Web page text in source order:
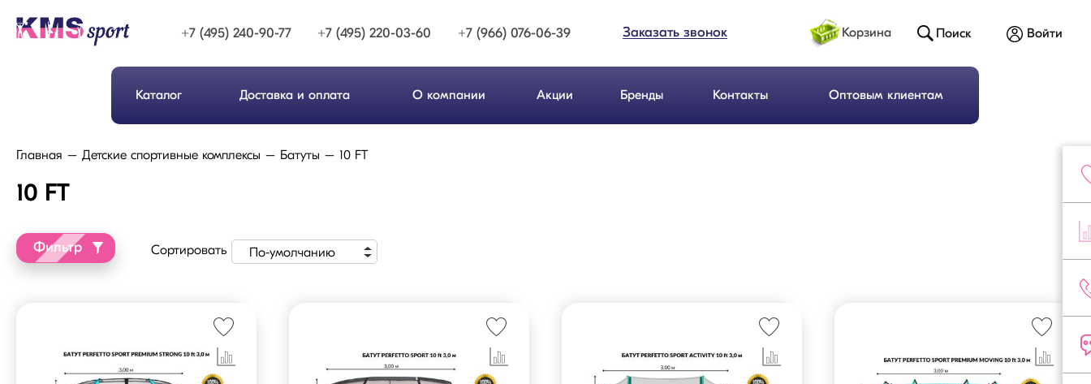
+7 (495) 240-90-77 +7 (495) 220-03-60 +7 (966) 076-06-39 Заказать звонок
Каталог Доставка и оплата О компании Акции Бренды Контакты Оптовым клиентам
Корзина Поиск Войти
Главная Детские спортивные комплексы Батуты 10 FT
10 FT
Фильтр Сортировать По-умолчанию